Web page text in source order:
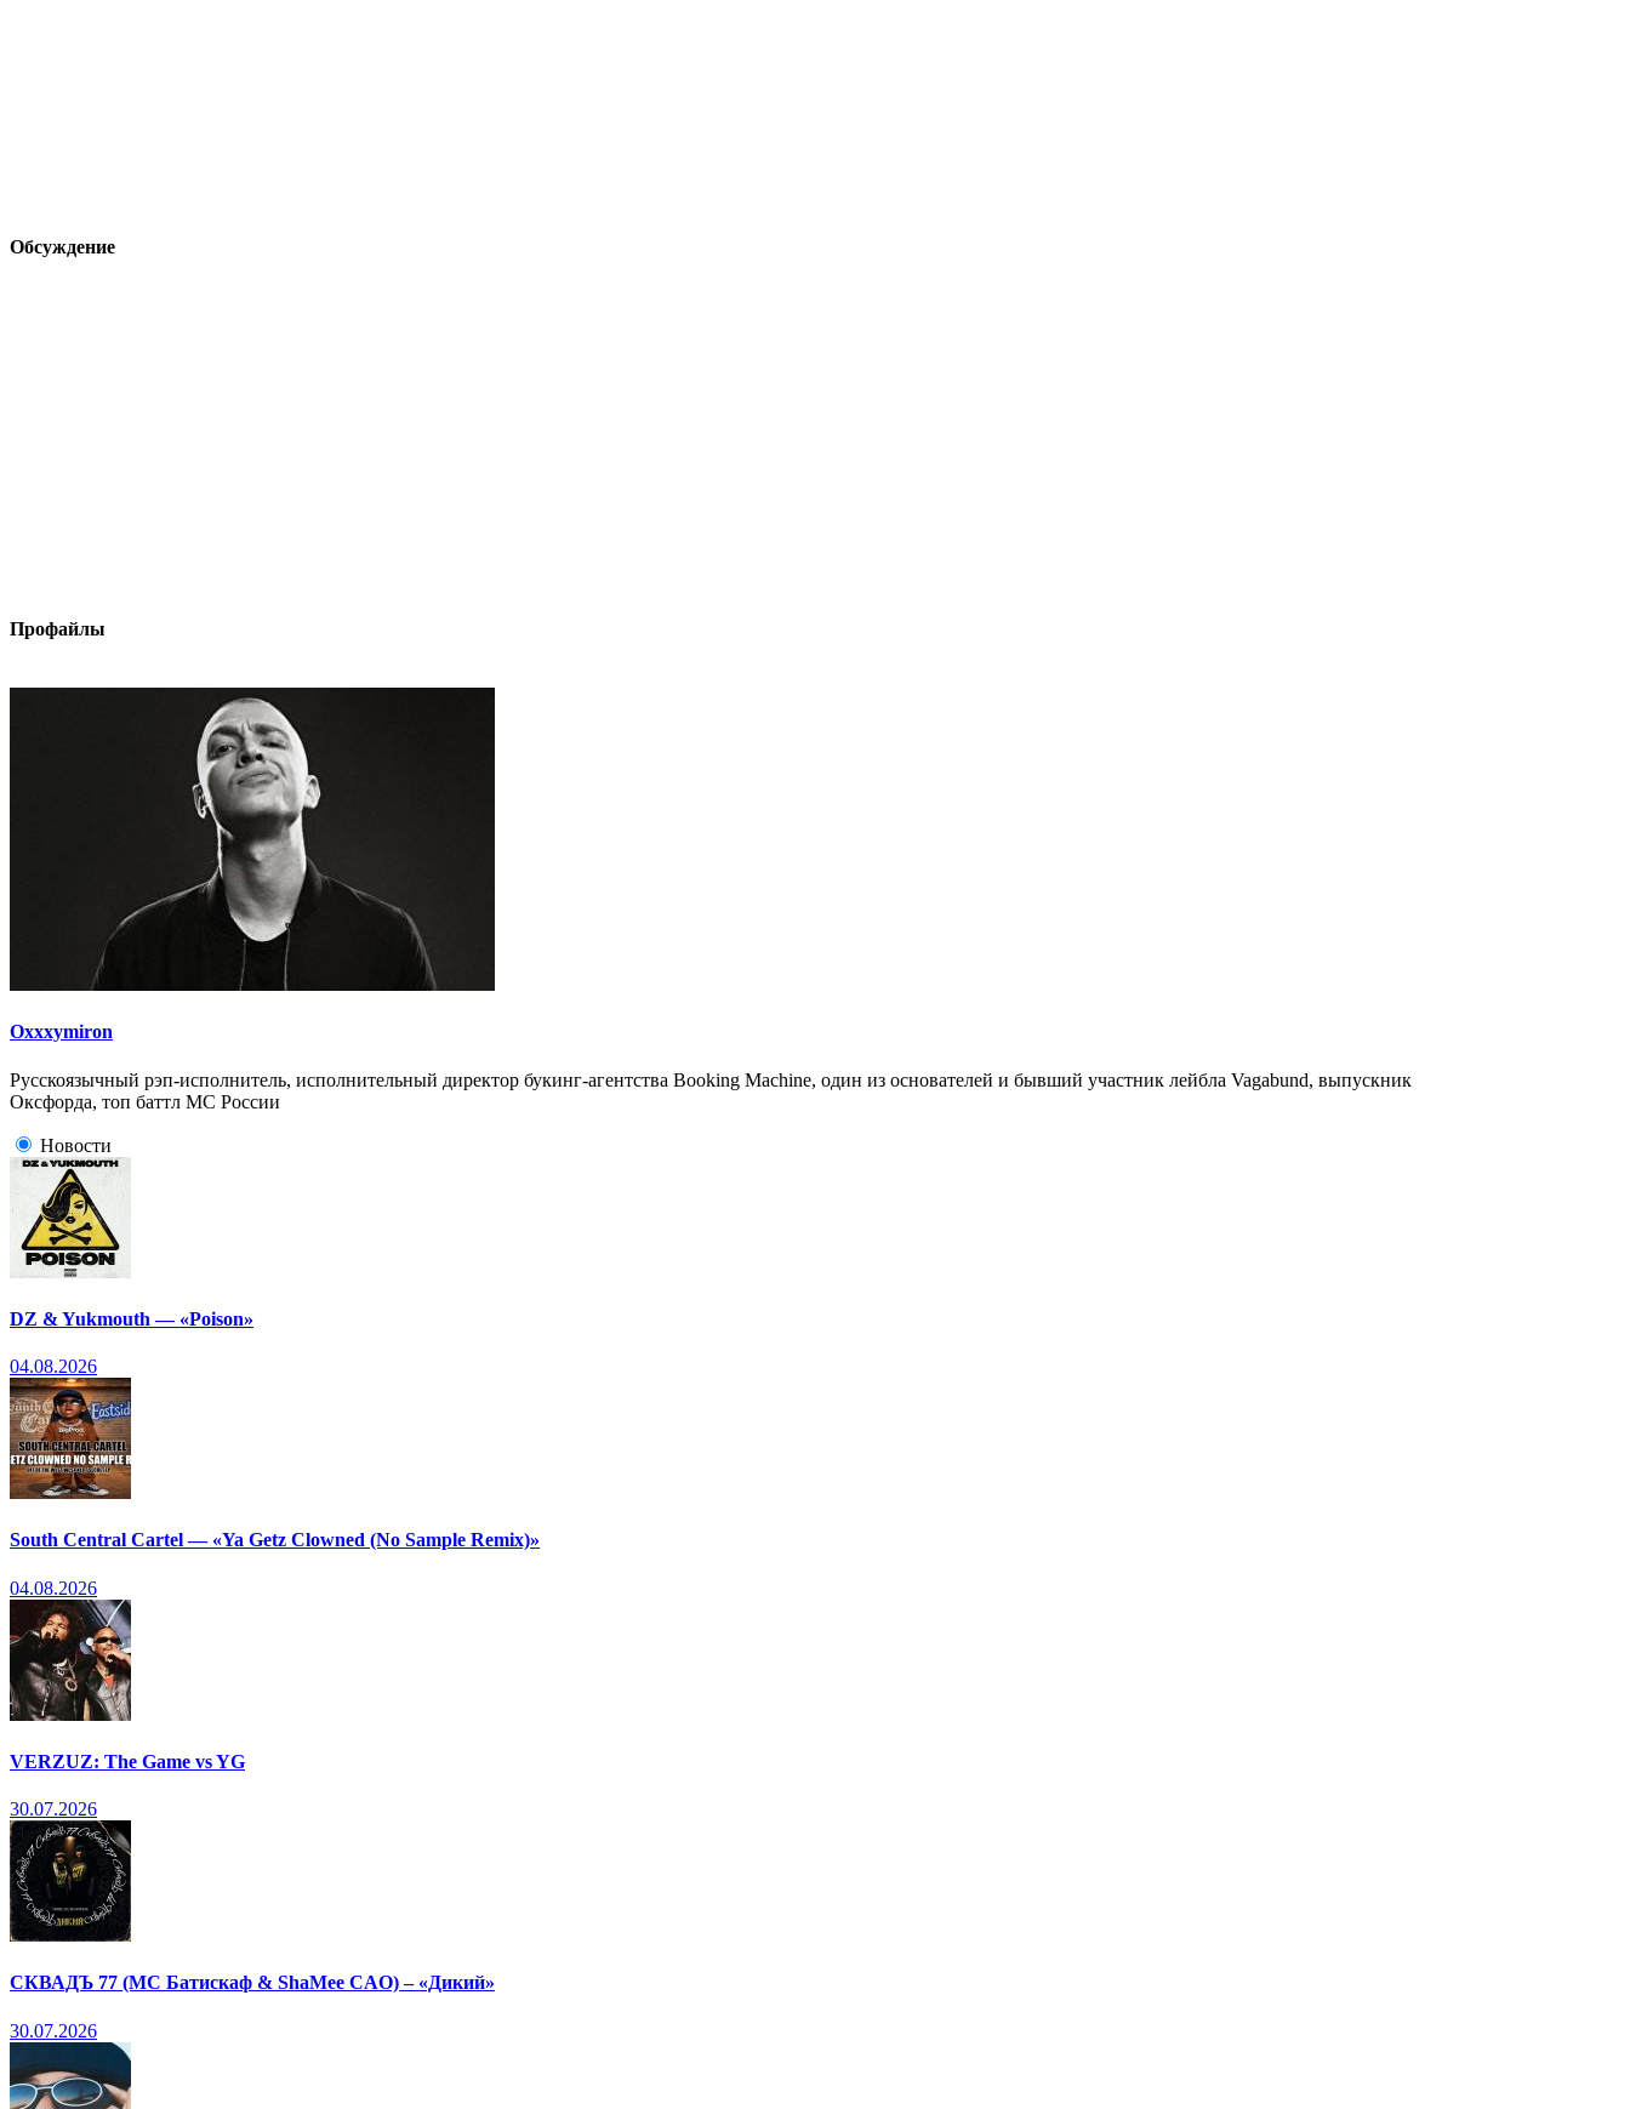
Обсуждение
Профайлы
Oxxxymiron
Русскоязычный рэп-исполнитель, исполнительный директор букинг-агентства Booking Machine, один из основателей и бывший участник лейбла Vagabund, выпускник
Оксфорда, топ баттл МС России
Новости
DZ & Yukmouth — «Poison»
04.08.2026
South Central Cartel — «Ya Getz Clowned (No Sample Remix)»
04.08.2026
VERZUZ: The Game vs YG
30.07.2026
СКВАДЪ 77 (МС Батискаф & ShaMee CAO) – «Дикий»
30.07.2026